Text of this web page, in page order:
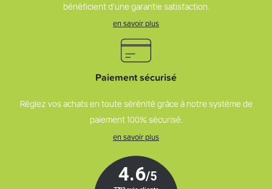
bénéficient d’une garantie satisfaction.
en savoir plus
Paiement sécurisé
Réglez vos achats en toute sérénité grâce à notre système de
paiement 100% sécurisé.
en savoir plus